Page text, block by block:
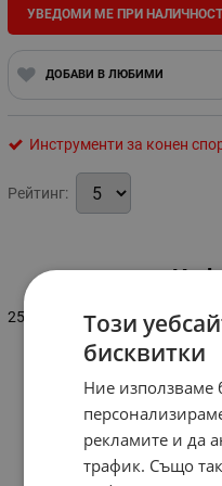
УВЕДОМИ МЕ ПРИ
ДОБАВИ В ЛЮБИМИ
Инструменти за конен
Рейтинг:
250 бр.
Този
бисквитки
Ние използваме
рекламите и да
трафик. Също